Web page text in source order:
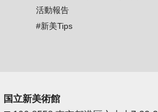
活動報告
#新美Tips
国立新美術館